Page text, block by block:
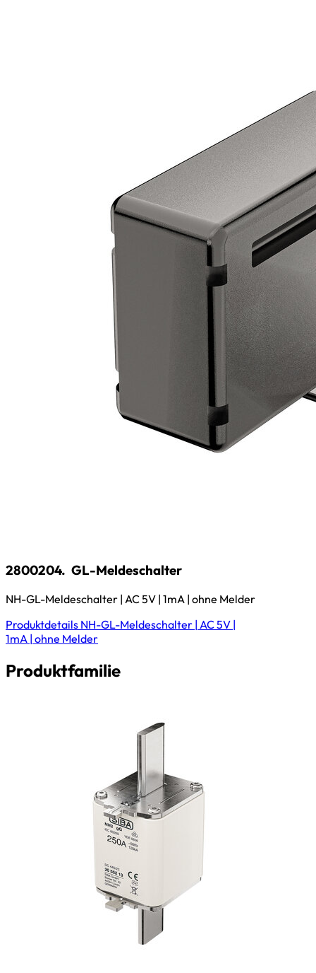
2800204. GL-Meldeschalter
NH-GL-Meldeschalter | AC 5V | 1mA | ohne Melder
Produktdetails NH-GL-Meldeschalter | AC 5V |
1mA | ohne Melder
Produktfamilie